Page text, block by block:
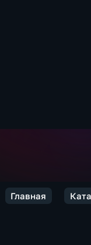
Главная